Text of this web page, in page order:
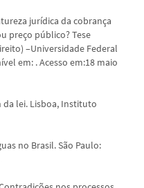
jurídica da cobrança
preço público? Tese
–Universidade Federal
em: . Acesso em:18 maio
da lei. Lisboa, Instituto
no Brasil. São Paulo: